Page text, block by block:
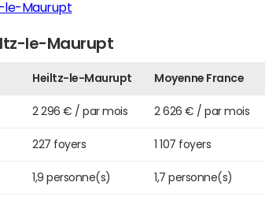
le-Maurupt
le-Maurupt
Heiltz-le-Maurupt Moyenne France
2 296 € / par mois 2 626 € / par mois
227 foyers 1 107 foyers
1,9 personne(s) 1,7 personne(s)